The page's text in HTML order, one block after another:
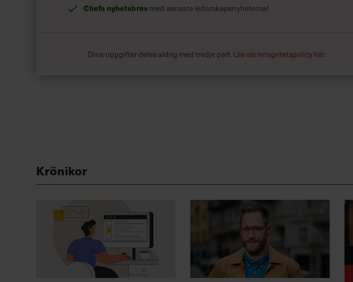
Chefs nyhetsbrevmed senaste ledarskapsnyheterna!
Dina uppgifter delas aldrig med tredje part. Läs vår integritetspolicy här.
Krönikor